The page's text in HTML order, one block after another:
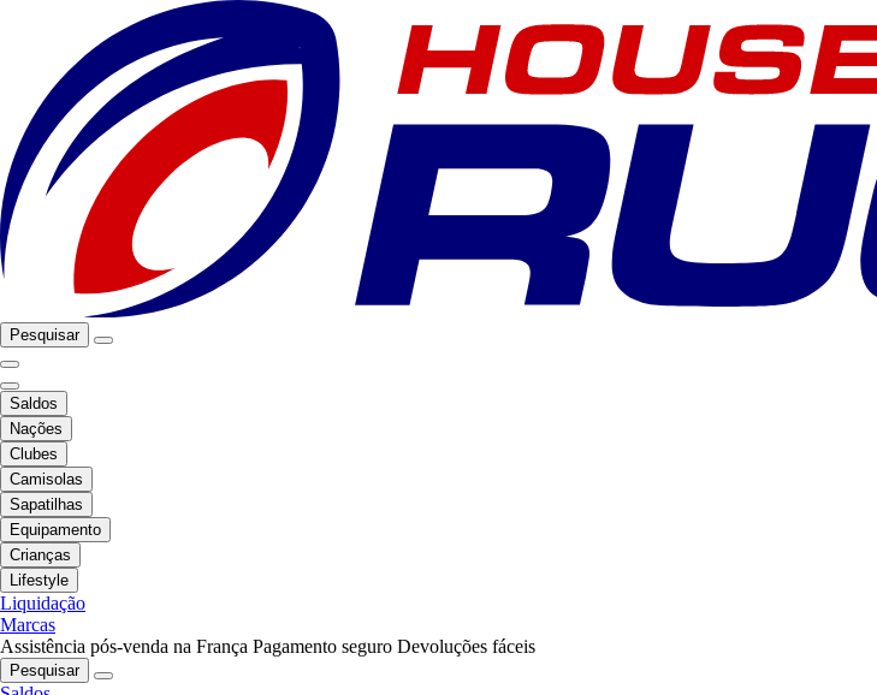
Pesquisar
Saldos
Nações
Clubes
Camisolas
Sapatilhas
Equipamento
Crianças
Lifestyle
Liquidação
Marcas
Assistência pós-venda na França Pagamento seguro Devoluções fáceis
Pesquisar